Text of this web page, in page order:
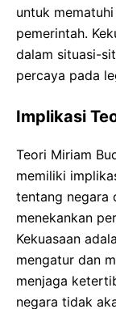
untuk
pemerintah.
dalam situasi-
percaya pada
Implikasi
Teori Miriam
memiliki
tentang negara
menekankan
Kekuasaan
mengatur dan
menjaga
negara tidak